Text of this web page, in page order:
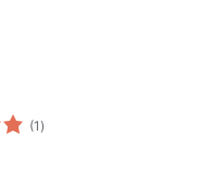
(1 celkové
hodnocení
)